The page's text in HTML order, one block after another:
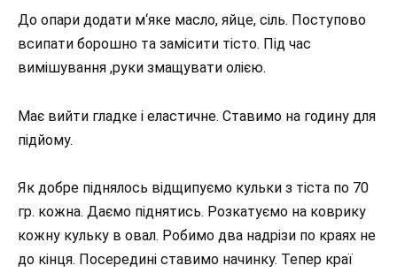
До опари додати м‘яке масло, яйце, сіль. Поступово
всипати борошно та замісити тісто. Під час
вимішування ,руки змащувати олією.
Має вийти гладке і еластичне. Ставимо на годину для
підйому.
Як добре піднялось відщипуємо кульки з тіста по 70
гр. кожна. Даємо піднятись. Розкатуємо на коврику
кожну кульку в овал. Робимо два надрізи по краях не
до кінця. Посередині ставимо начинку. Тепер краї